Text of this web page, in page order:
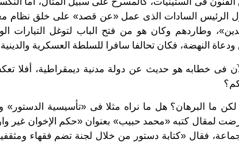
السادات الذى عمل «عن قصد» على خلق نظام معادٍ
وطاردهم وكان هو من فتح الباب لتوغل التيارات
النهضة، فكان تحالفا سافرا للسلطة العسكرية
خطابه هو حديث عن دولة مدنية ديمقراطية، أفلا
ما البرهان؟ هل ما نراه مثلا فى «تأسيسية الدستور»
لمقال كتبه «محمد حبيب» بعنوان «حكم الإخوان غير
فقال «كتابة دستور من خلال لجنة تضم فقهاء